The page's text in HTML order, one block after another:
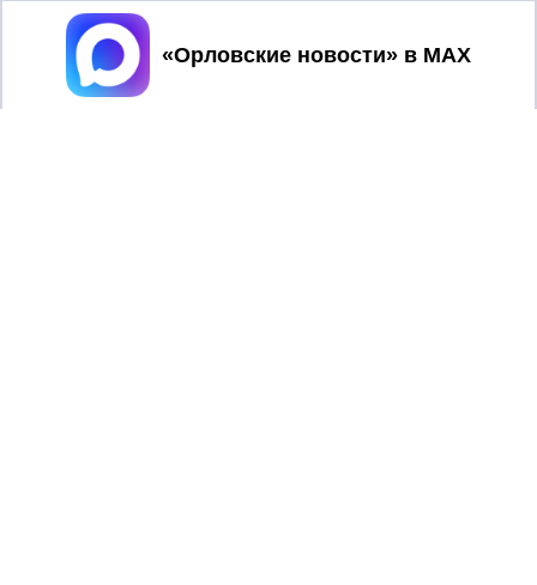
Принять